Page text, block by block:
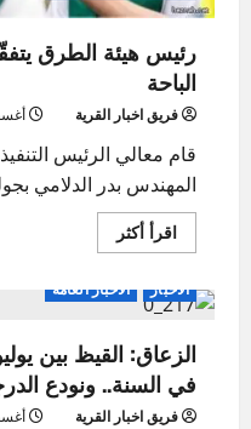
رئيس هيئة الطرق
الباحة
فريق اخبار القرية أغسطس
قام معالي الرئيس
المهندس بدر الدلامي
اقرأ أكثر
المزيد
هيئة
مشاريع
الطرق
بمنطقة
الباحة
الاخبار الاخبار العامة
الزعاق: القيظ بين
في السنة.. ونودع
فريق اخبار القرية أغسطس